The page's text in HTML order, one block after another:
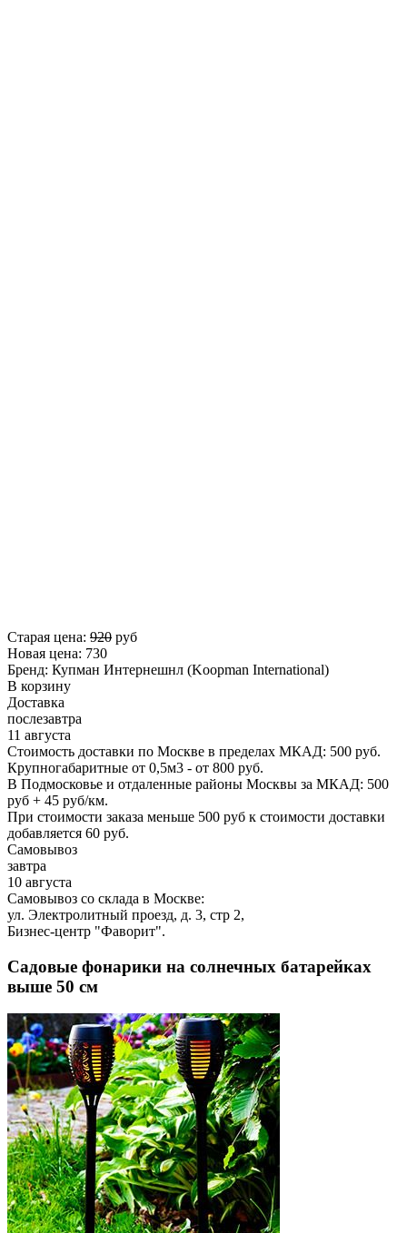
Старая цена: 920 руб
Новая цена: 730
Бренд: Купман Интернешнл (Koopman International)
В корзину
Доставка
послезавтра
11 августа
Стоимость доставки по Москве в пределах МКАД: 500 руб.
Крупногабаритные от 0,5м3 - от 800 руб.
В Подмосковье и отдаленные районы Москвы за МКАД: 500
руб + 45 руб/км.
При стоимости заказа меньше 500 руб к стоимости доставки
добавляется 60 руб.
Самовывоз
завтра
10 августа
Самовывоз со склада в Москве:
ул. Электролитный проезд, д. 3, стр 2,
Бизнес-центр "Фаворит".
Садовые фонарики на солнечных батарейках
выше 50 см